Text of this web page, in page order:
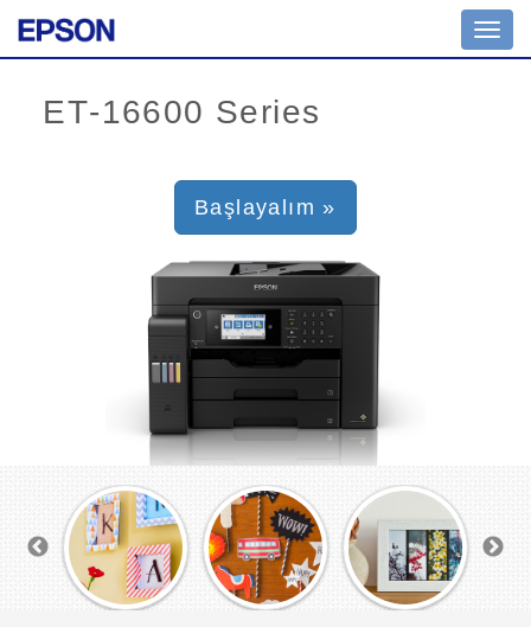
Başlayalım »